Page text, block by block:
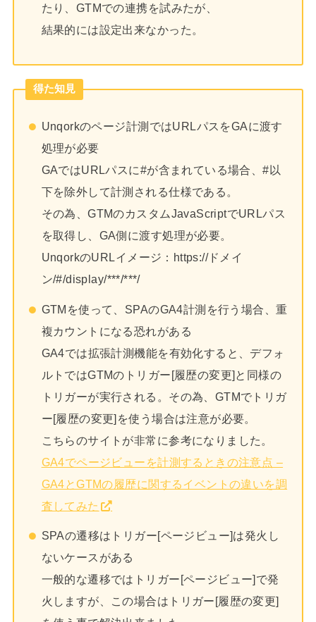
たり、GTMでの連携を試みたが、
結果的には設定出来なかった。
得た知見
Unqorkのページ計測ではURLパスをGAに渡す
処理が必要
GAではURLパスに#が含まれている場合、#以
下を除外して計測される仕様である。
その為、GTMのカスタムJavaScriptでURLパス
を取得し、GA側に渡す処理が必要。
UnqorkのURLイメージ：https://ドメイ
ン/#/display/***/***/
GTMを使って、SPAのGA4計測を行う場合、重
複カウントになる恐れがある
GA4では拡張計測機能を有効化すると、デフォ
ルトではGTMのトリガー[履歴の変更]と同様の
トリガーが実行される。その為、GTMでトリガ
ー[履歴の変更]を使う場合は注意が必要。
こちらのサイトが非常に参考になりました。
GA4でページビューを計測するときの注意点 –
GA4とGTMの履歴に関するイベントの違いを調
査してみた
SPAの遷移はトリガー[ページビュー]は発火し
ないケースがある
一般的な遷移ではトリガー[ページビュー]で発
火しますが、この場合はトリガー[履歴の変更]